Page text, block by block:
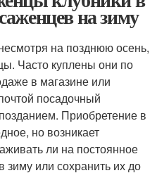
на зиму
на позднюю осень,
Часто куплены они по
в магазине или
посадочный
Приобретение в
но возникает
ли на постоянное
зиму или сохранить их до